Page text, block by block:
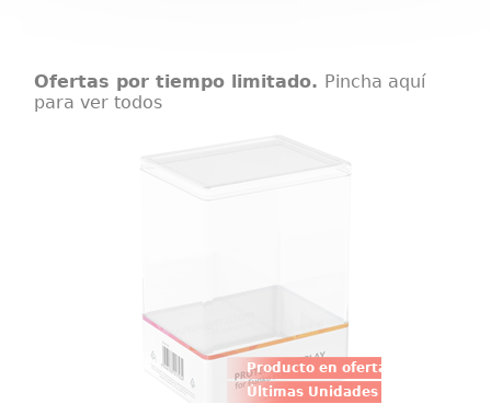
Ofertas por tiempo limitado. Pincha aquí
para ver todos
Producto en oferta
Últimas Unidades
Funko POP!